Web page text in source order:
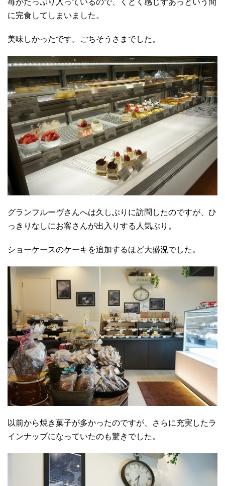
苺がたっぷり入っているので、くどく感じずあっという間
に完食してしまいました。
美味しかったです。ごちそうさまでした。
グランフルーヴさんへは久しぶりに訪問したのですが、ひ
っきりなしにお客さんが出入りする人気ぶり。
ショーケースのケーキを追加するほど大盛況でした。
以前から焼き菓子が多かったのですが、さらに充実したラ
インナップになっていたのも驚きでした。